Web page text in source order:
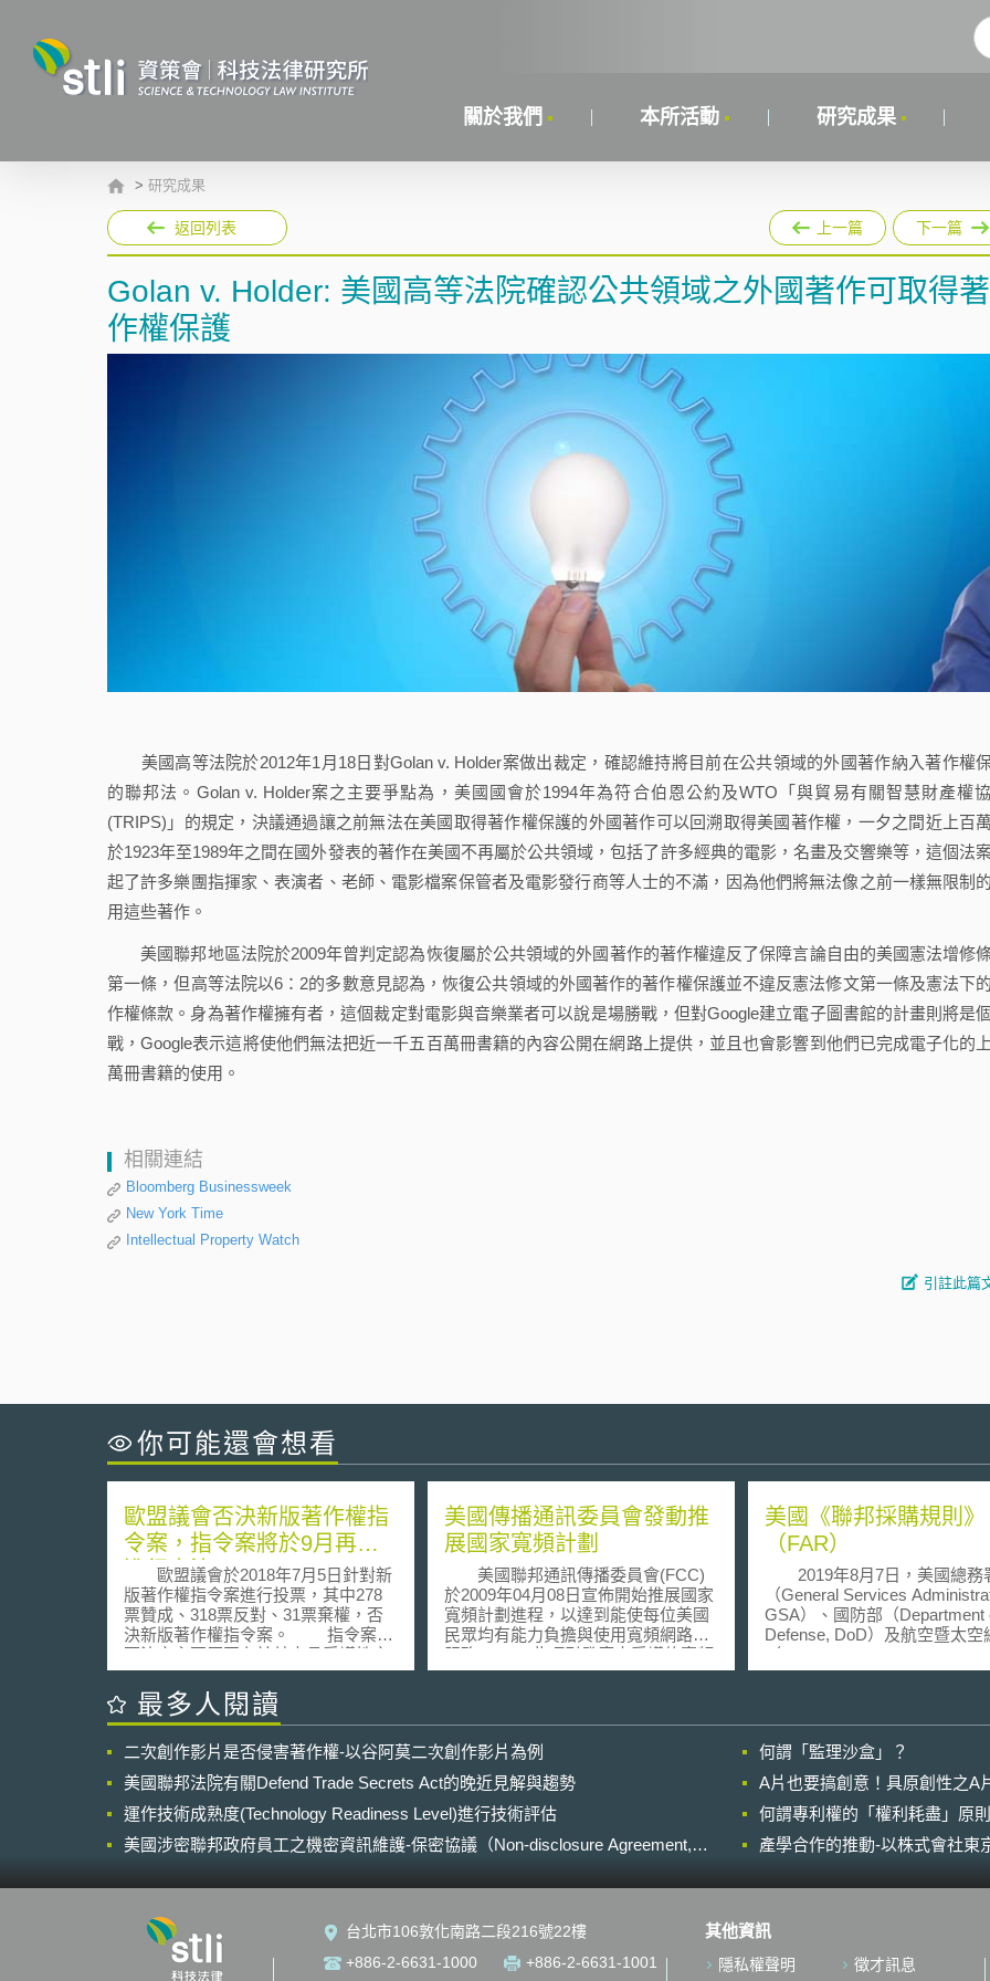
關於我們 本所活動 研究成果
> 研究成果
返回列表 上一篇 下一篇
Golan v. Holder: 美國高等法院確認公共領域之外國著作可取得著
作權保護
美國高等法院於2012年1月18日對Golan v. Holder案做出裁定，確認維持將目前在公共領域的外國著作納入著作權
的聯邦法。Golan v. Holder案之主要爭點為，美國國會於1994年為符合伯恩公約及WTO「與貿易有關智慧財產權
(TRIPS)」的規定，決議通過讓之前無法在美國取得著作權保護的外國著作可以回溯取得美國著作權，一夕之間近上百
於1923年至1989年之間在國外發表的著作在美國不再屬於公共領域，包括了許多經典的電影，名畫及交響樂等，這個法案
起了許多樂團指揮家、表演者、老師、電影檔案保管者及電影發行商等人士的不滿，因為他們將無法像之前一樣無限制
用這些著作。
美國聯邦地區法院於2009年曾判定認為恢復屬於公共領域的外國著作的著作權違反了保障言論自由的美國憲法增修
第一條，但高等法院以6：2的多數意見認為，恢復公共領域的外國著作的著作權保護並不違反憲法修文第一條及憲法下
作權條款。身為著作權擁有者，這個裁定對電影與音樂業者可以說是場勝戰，但對Google建立電子圖書館的計畫則將是
戰，Google表示這將使他們無法把近一千五百萬冊書籍的內容公開在網路上提供，並且也會影響到他們已完成電子化的
萬冊書籍的使用。
相關連結
Bloomberg Businessweek
New York Time
Intellectual Property Watch
引註此篇
你可能還會想看
歐盟議會否決新版著作權指
令案，指令案將於9月再次
進行表決
歐盟議會於2018年7月5日針對新
版著作權指令案進行投票，其中278
票贊成、318票反對、31票棄權，否
決新版著作權指令案。 指令案被
否決之主要原因在於其中具爭議性之
Article 11、13。Article 11規定，網路
資訊整合平台業者（aggregation
service）未來在引用他人所發佈之新
頁時，非營利之平台業者需取得出版
者之同意，營利之平台業者則需支付
使用費，外界將此稱為「超連結稅」
（link tax）;而Article 13則規定，網路
資訊整合平台業者需確保上傳之內容
未侵害他人之著作權，否則當上傳資
者亦應負相關責任。 非營利之網
路資訊整合平台業龍頭之一〈維基百
科（Wikipedia）〉認為該指令案之通
過恐將對其造成影響，為表達抗議於
2018年7月4日關閉維基百科西班牙、
美國傳播通訊委員會發動推
展國家寬頻計劃
美國聯邦通訊傳播委員會(FCC)
於2009年04月08日宣佈開始推展國家
寬頻計劃進程，以達到能使每位美國
民眾均有能力負擔與使用寬頻網路的
服務。 此項引發廣大爭議的寬頻
計畫係植基於2009年的「美國經濟復
前，FCC曾於2007年04月根據1996年
電信法第706節發佈法規制定提議意
見調查書(NOI，FCC 09-31)，希望蒐
集各界對於以下四個問題的看法：1.)
何為「先進通訊服務」？；2.) 如何促
進美國民眾先進通訊的使用；3.) 目前
更有效推動先進通訊服務發展。
下列要求：1.) 以最有效能與效率的方
式確保全美民眾能接近使用寬頻網路
服務；2.) 提出人民有能力負擔與寬頻
美國《聯邦採購規則》
（FAR）
2019年8月7日，美國總務
（General Services
GSA）、國防部（Department
Defense, DoD）及航空暨太空
（National Aeronautics and
Administration, NASA）共同
修正美國《聯邦採購規則》（
Acquisition Regulation, FAR）
共及國家安全為由，禁止美國
構購買或使用包括華為、中興
海康威視、海能達及大華科技
國大陸企業、子公司與關係企
令並擴及經美國國防部長與國
理認為屬特定國家地區所擁有
之實體，或與該國家地區的政
繫者。該暫行規定已於2019年
最多人閱讀
二次創作影片是否侵害著作權-以谷阿莫二次創作影片為例
何謂「監理沙盒」？
美國聯邦法院有關Defend Trade Secrets Act的晚近見解與趨勢
A片也要搞創意！具原創性之A
運作技術成熟度(Technology Readiness Level)進行技術評估
何謂專利權的「權利耗盡」原
美國涉密聯邦政府員工之機密資訊維護-保密協議（Non-disclosure Agreement,
產學合作的推動-以株式會社東
台北市106敦化南路二段216號22樓
+886-2-6631-1000
+886-2-6631-1001
其他資訊
隱私權聲明 徵才訊息